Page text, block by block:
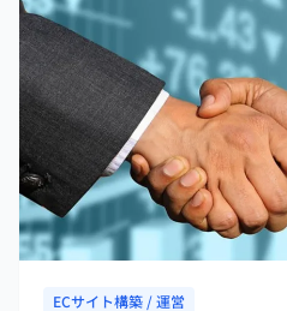
ECサイト構築 / 運営